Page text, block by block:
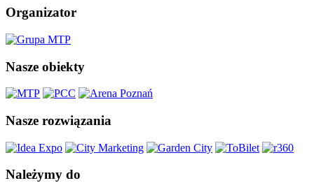
Organizator
Nasze obiekty
Nasze rozwiązania
Należymy do